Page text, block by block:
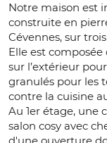
Notre maison est
construite en
Cévennes, sur
Elle est
sur l’extérieur
granulés pour les
contre la cuisine
Au 1er étage, une
salon cosy avec